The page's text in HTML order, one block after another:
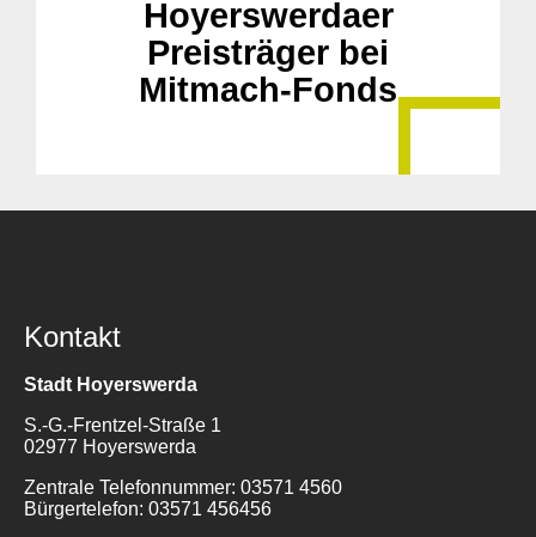
Hoyerswerdaer
Preisträger bei
Mitmach-Fonds
Kontakt
Stadt Hoyerswerda
S.-G.-Frentzel-Straße 1
02977 Hoyerswerda
Zentrale Telefonnummer: 03571 4560
Bürgertelefon: 03571 456456